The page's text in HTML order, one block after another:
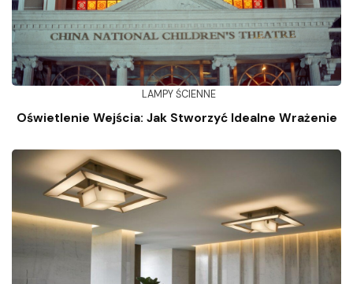
LAMPY ŚCIENNE
Oświetlenie Wejścia: Jak Stworzyć Idealne Wrażenie